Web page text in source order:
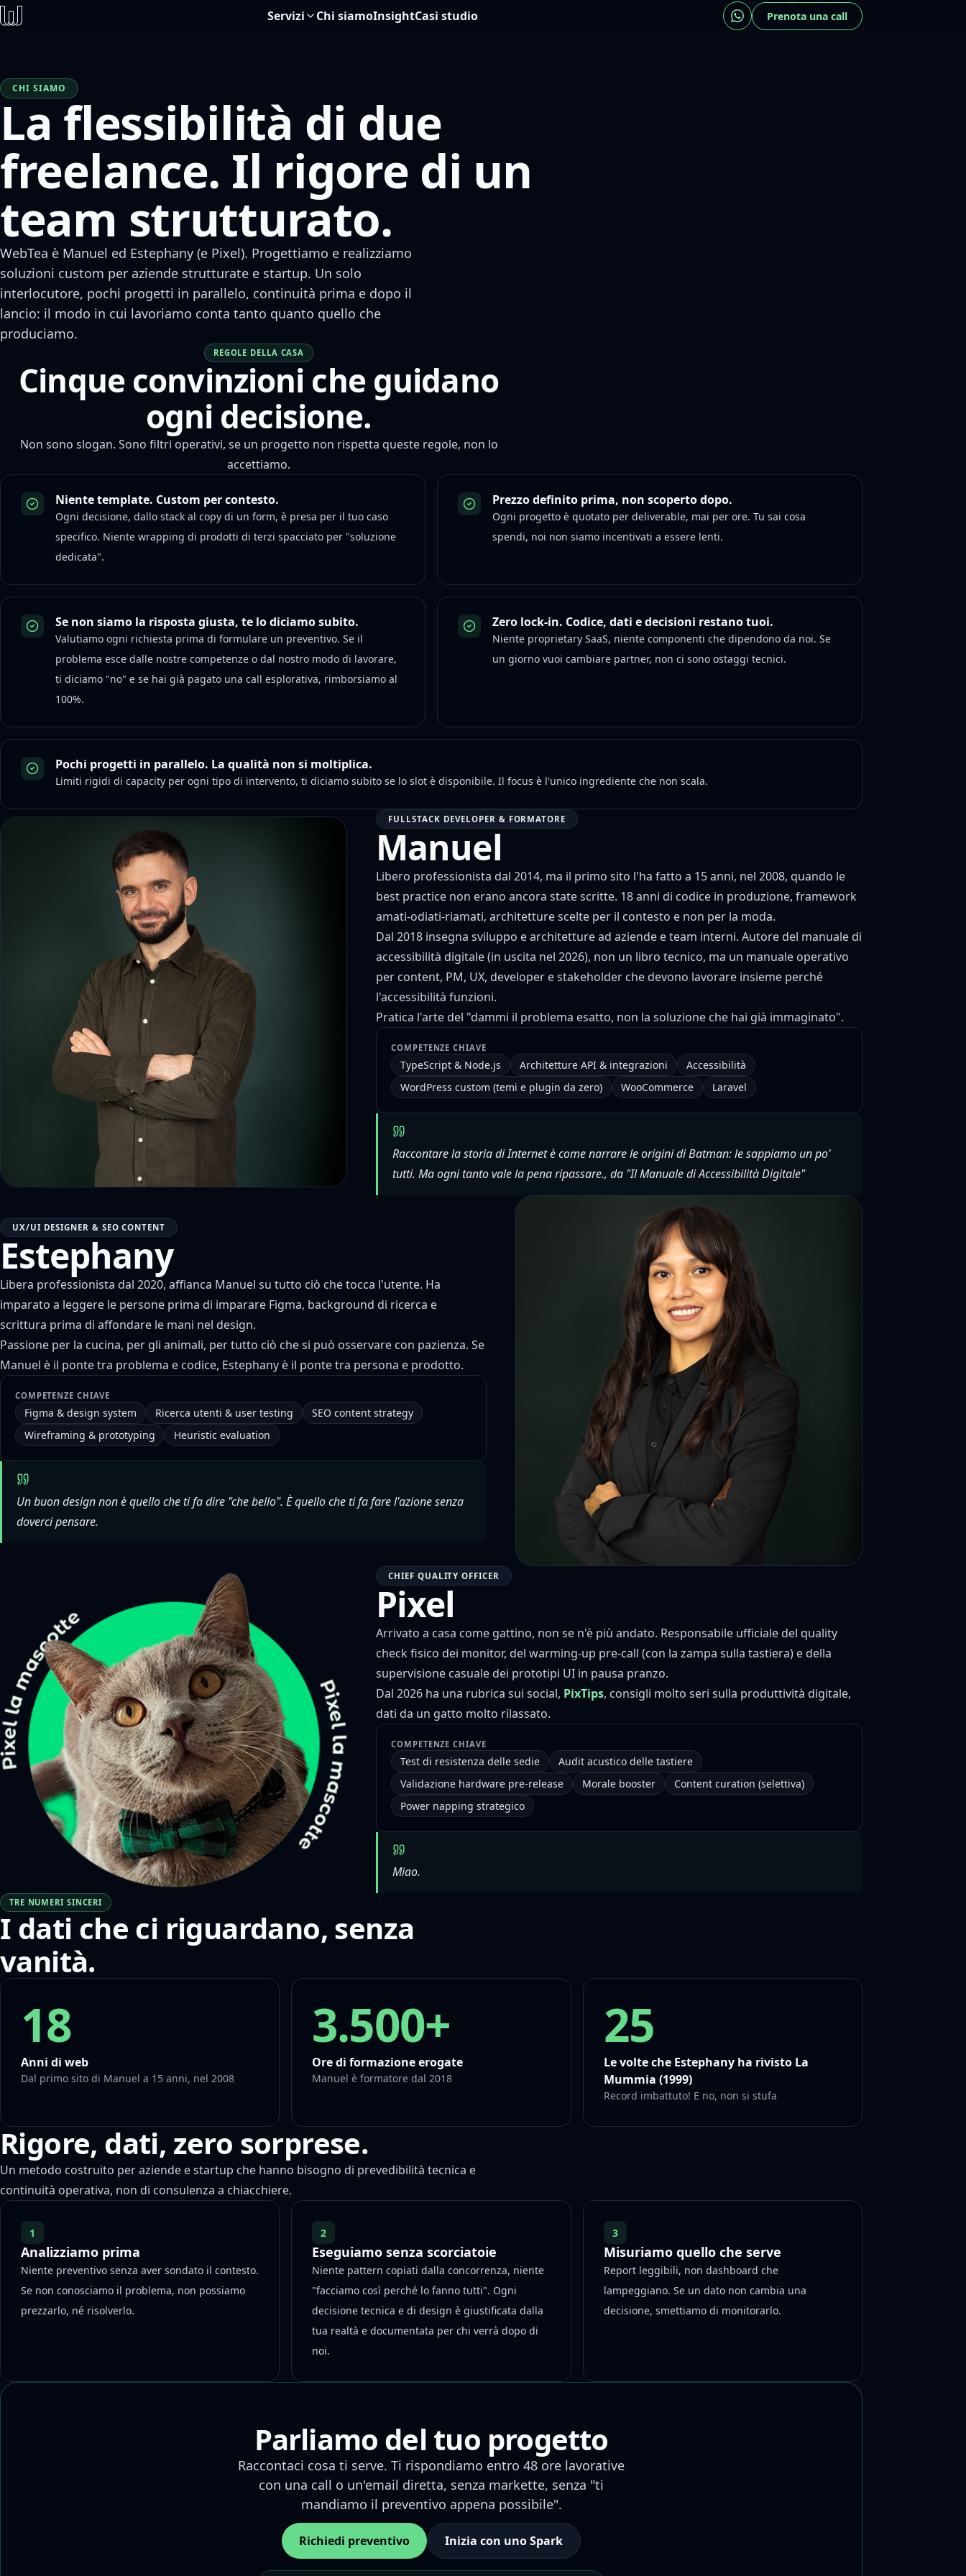
Servizi Chi siamoInsightCasi studio Prenota una call
CHI SIAMO
La flessibilità di due
freelance. Il rigore di un
team strutturato.
WebTea è Manuel ed Estephany (e Pixel). Progettiamo e realizziamo
soluzioni custom per aziende strutturate e startup. Un solo
interlocutore, pochi progetti in parallelo, continuità prima e dopo il
lancio: il modo in cui lavoriamo conta tanto quanto quello che
produciamo.
REGOLE DELLA CASA
Cinque convinzioni che guidano
ogni decisione.
Non sono slogan. Sono filtri operativi, se un progetto non rispetta queste regole, non lo
accettiamo.
Niente template. Custom per contesto.
Ogni decisione, dallo stack al copy di un form, è presa per il tuo caso
specifico. Niente wrapping di prodotti di terzi spacciato per "soluzione
dedicata".
Prezzo definito prima, non scoperto dopo.
Ogni progetto è quotato per deliverable, mai per ore. Tu sai cosa
spendi, noi non siamo incentivati a essere lenti.
Se non siamo la risposta giusta, te lo diciamo subito.
Valutiamo ogni richiesta prima di formulare un preventivo. Se il
problema esce dalle nostre competenze o dal nostro modo di lavorare,
ti diciamo "no" e se hai già pagato una call esplorativa, rimborsiamo al
100%.
Zero lock-in. Codice, dati e decisioni restano tuoi.
Niente proprietary SaaS, niente componenti che dipendono da noi. Se
un giorno vuoi cambiare partner, non ci sono ostaggi tecnici.
Pochi progetti in parallelo. La qualità non si moltiplica.
Limiti rigidi di capacity per ogni tipo di intervento, ti diciamo subito se lo slot è disponibile. Il focus è l'unico ingrediente che non scala.
FULLSTACK DEVELOPER & FORMATORE
Manuel
Libero professionista dal 2014, ma il primo sito l'ha fatto a 15 anni, nel 2008, quando le
best practice non erano ancora state scritte. 18 anni di codice in produzione, framework
amati-odiati-riamati, architetture scelte per il contesto e non per la moda.
Dal 2018 insegna sviluppo e architetture ad aziende e team interni. Autore del manuale di
accessibilità digitale (in uscita nel 2026), non un libro tecnico, ma un manuale operativo
per content, PM, UX, developer e stakeholder che devono lavorare insieme perché
l'accessibilità funzioni.
Pratica l'arte del "dammi il problema esatto, non la soluzione che hai già immaginato".
COMPETENZE CHIAVE
TypeScript & Node.js Architetture API & integrazioni
Accessibilità
WordPress custom (temi e plugin da zero)
WooCommerce Laravel
Raccontare la storia di Internet è come narrare le origini di Batman: le sappiamo un po'
tutti. Ma ogni tanto vale la pena ripassare., da "Il Manuale di Accessibilità Digitale"
UX/UI DESIGNER & SEO CONTENT
Estephany
Libera professionista dal 2020, affianca Manuel su tutto ciò che tocca l'utente. Ha
imparato a leggere le persone prima di imparare Figma, background di ricerca e
scrittura prima di affondare le mani nel design.
Passione per la cucina, per gli animali, per tutto ciò che si può osservare con pazienza. Se
Manuel è il ponte tra problema e codice, Estephany è il ponte tra persona e prodotto.
COMPETENZE CHIAVE
Figma & design system Ricerca utenti & user testing
SEO content strategy
Wireframing & prototyping
Heuristic evaluation
Un buon design non è quello che ti fa dire "che bello". È quello che ti fa fare l'azione senza
doverci pensare.
CHIEF QUALITY OFFICER
Pixel
Arrivato a casa come gattino, non se n'è più andato. Responsabile ufficiale del quality
check fisico dei monitor, del warming-up pre-call (con la zampa sulla tastiera) e della
supervisione casuale dei prototipi UI in pausa pranzo.
Dal 2026 ha una rubrica sui social, PixTips, consigli molto seri sulla produttività digitale,
dati da un gatto molto rilassato.
COMPETENZE CHIAVE
Test di resistenza delle sedie
Audit acustico delle tastiere
Validazione hardware pre-release
Morale booster
Content curation (selettiva)
Power napping strategico
Miao.
TRE NUMERI SINCERI
I dati che ci riguardano, senza
vanità.
18
Anni di web
Dal primo sito di Manuel a 15 anni, nel 2008
3.500+
Ore di formazione erogate
Manuel è formatore dal 2018
25
Le volte che Estephany ha rivisto La
Mummia (1999)
Record imbattuto! E no, non si stufa
Rigore, dati, zero sorprese.
Un metodo costruito per aziende e startup che hanno bisogno di prevedibilità tecnica e
continuità operativa, non di consulenza a chiacchiere.
1
Analizziamo prima
Niente preventivo senza aver sondato il contesto.
Se non conosciamo il problema, non possiamo
prezzarlo, né risolverlo.
2
Eseguiamo senza scorciatoie
Niente pattern copiati dalla concorrenza, niente
"facciamo così perché lo fanno tutti". Ogni
decisione tecnica e di design è giustificata dalla
tua realtà e documentata per chi verrà dopo di
noi.
3
Misuriamo quello che serve
Report leggibili, non dashboard che
lampeggiano. Se un dato non cambia una
decisione, smettiamo di monitorarlo.
Parliamo del tuo progetto
Raccontaci cosa ti serve. Ti rispondiamo entro 48 ore lavorative
con una call o un'email diretta, senza markette, senza "ti
mandiamo il preventivo appena possibile".
Richiedi preventivo Inizia con uno Spark